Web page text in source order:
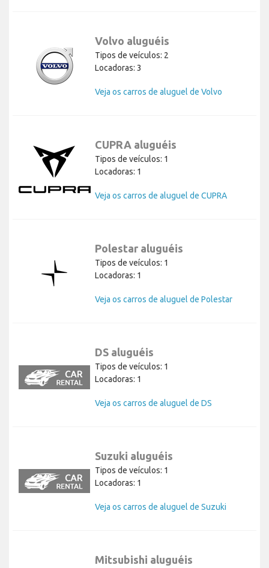
Volvo aluguéis
Tipos de veículos: 2
Locadoras: 3
Veja os carros de aluguel de Volvo
CUPRA aluguéis
Tipos de veículos: 1
Locadoras: 1
Veja os carros de aluguel de CUPRA
Polestar aluguéis
Tipos de veículos: 1
Locadoras: 1
Veja os carros de aluguel de Polestar
DS aluguéis
Tipos de veículos: 1
Locadoras: 1
Veja os carros de aluguel de DS
Suzuki aluguéis
Tipos de veículos: 1
Locadoras: 1
Veja os carros de aluguel de Suzuki
Mitsubishi aluguéis